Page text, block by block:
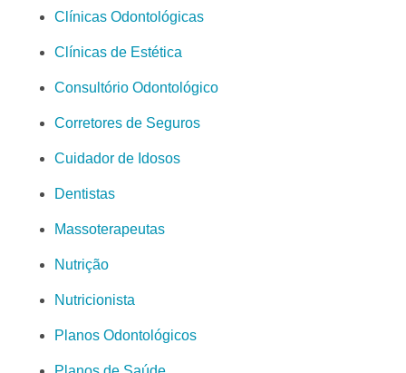
Clínicas Odontológicas
Clínicas de Estética
Consultório Odontológico
Corretores de Seguros
Cuidador de Idosos
Dentistas
Massoterapeutas
Nutrição
Nutricionista
Planos Odontológicos